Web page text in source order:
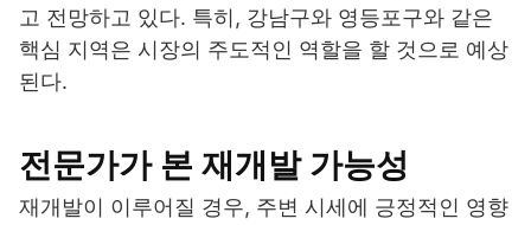
고 전망하고 있다. 특히, 강남구와 영등포구와 같은
핵심 지역은 시장의 주도적인 역할을 할 것으로 예상
된다.
전문가가 본 재개발 가능성
재개발이 이루어질 경우, 주변 시세에 긍정적인 영향